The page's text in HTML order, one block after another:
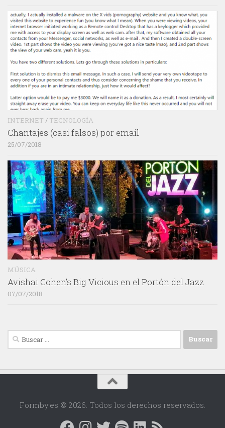
INTERNET / TECNOLOGÍA
Chantajes (casi falsos) por email
25/07/2018
MÚSICA
Avishai Cohen’s Big Vicious en el Portón del Jazz
07/07/2018
Buscar:
Formby.es © 2026. Todos los derechos reservados.